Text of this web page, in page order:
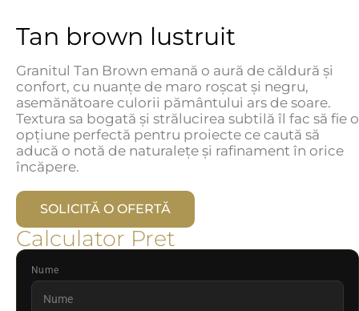
Tan brown lustruit
Granitul Tan Brown emană o aură de căldură și
confort, cu nuanțe de maro roșcat și negru,
asemănătoare culorii pământului ars de soare.
Textura sa bogată și strălucirea subtilă îl fac să fie o
opțiune perfectă pentru proiecte ce caută să
aducă o notă de naturalețe și rafinament în orice
încăpere.
SOLICITĂ O OFERTĂ
Calculator Pret
Nume